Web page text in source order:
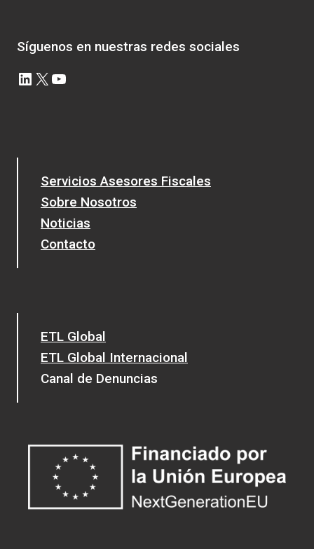
Síguenos en nuestras redes sociales
LinkedIn
X YouTube
Servicios Asesores Fiscales
Sobre Nosotros
Noticias
Contacto
ETL Global
ETL Global Internacional
Canal de Denuncias